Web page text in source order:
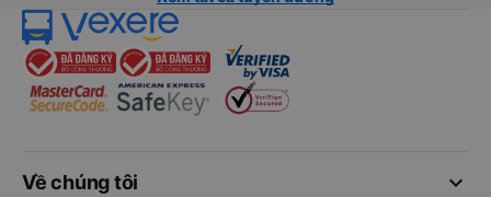
keyboard_arrow_down
Về chúng tôi